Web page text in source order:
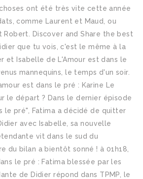
ont été très vite cette année
comme Laurent et Maud, ou
Robert. Discover and Share the best
que tu vois, c'est le même à la
et Isabelle de L'Amour est dans le
mannequins, le temps d'un soir.
est dans le pré : Karine Le
le départ ? Dans le dernier épisode
le pré", Fatima a décidé de quitter
avec Isabelle, sa nouvelle
vit dans le sud du
du bilan a bientôt sonné ! à 01h18,
le pré : Fatima blessée par les
de Didier répond dans TPMP, le